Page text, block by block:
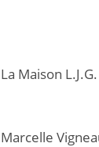
La Maison
Marcelle